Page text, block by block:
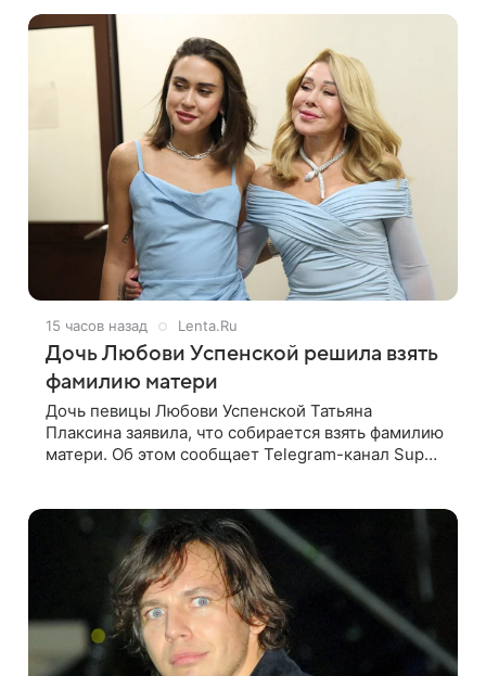
15 часов назад Lenta.Ru
Дочь Любови Успенской решила взять
фамилию матери
Дочь певицы Любови Успенской Татьяна
Плаксина заявила, что собирается взять фамилию
матери. Об этом сообщает Telegram-канал Super.